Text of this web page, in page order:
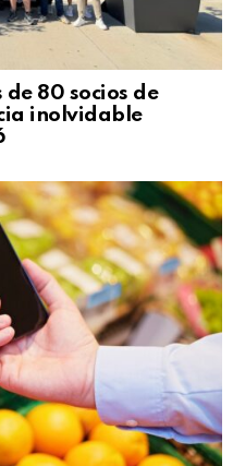
de 80 socios de
inolvidable